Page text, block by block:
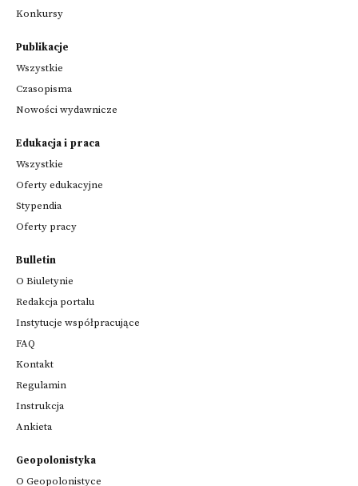
Konkursy
Publikacje
Wszystkie
Czasopisma
Nowości wydawnicze
Edukacja i praca
Wszystkie
Oferty edukacyjne
Stypendia
Oferty pracy
Bulletin
O Biuletynie
Redakcja portalu
Instytucje współpracujące
FAQ
Kontakt
Regulamin
Instrukcja
Ankieta
Geopolonistyka
O Geopolonistyce